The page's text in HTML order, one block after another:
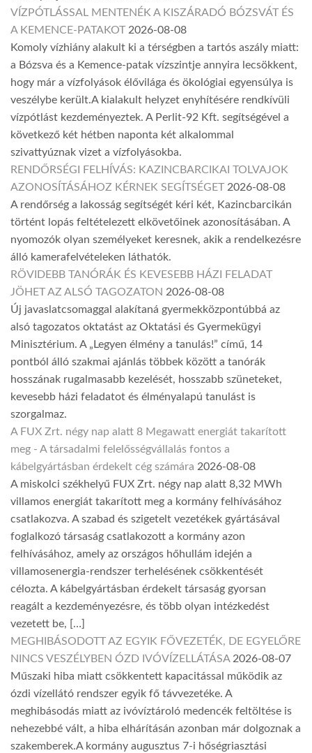
VÍZPÓTLÁSSAL MENTENÉK A KISZÁRADÓ BÓZSVÁT ÉS
A KEMENCE-PATAKOT 2026-08-08
Komoly vízhiány alakult ki a térségben a tartós aszály miatt:
a Bózsva és a Kemence-patak vízszintje annyira lecsökkent,
hogy már a vízfolyások élővilága és ökológiai egyensúlya is
veszélybe került.A kialakult helyzet enyhítésére rendkívüli
vízpótlást kezdeményeztek. A Perlit-92 Kft. segítségével a
következő két hétben naponta két alkalommal
szivattyúznak vizet a vízfolyásokba.
RENDŐRSÉGI FELHÍVÁS: KAZINCBARCIKAI TOLVAJOK
AZONOSÍTÁSÁHOZ KÉRNEK SEGÍTSÉGET 2026-08-08
A rendőrség a lakosság segítségét kéri két, Kazincbarcikán
történt lopás feltételezett elkövetőinek azonosításában. A
nyomozók olyan személyeket keresnek, akik a rendelkezésre
álló kamerafelvételeken láthatók.
RÖVIDEBB TANÓRÁK ÉS KEVESEBB HÁZI FELADAT
JÖHET AZ ALSÓ TAGOZATON 2026-08-08
Új javaslatcsomaggal alakítaná gyermekközpontúbbá az
alsó tagozatos oktatást az Oktatási és Gyermekügyi
Minisztérium. A „Legyen élmény a tanulás!” című, 14
pontból álló szakmai ajánlás többek között a tanórák
hosszának rugalmasabb kezelését, hosszabb szüneteket,
kevesebb házi feladatot és élményalapú tanulást is
szorgalmaz.
A FUX Zrt. négy nap alatt 8 Megawatt energiát takarított
meg - A társadalmi felelősségvállalás fontos a
kábelgyártásban érdekelt cég számára 2026-08-08
A miskolci székhelyű FUX Zrt. négy nap alatt 8,32 MWh
villamos energiát takarított meg a kormány felhívásához
csatlakozva. A szabad és szigetelt vezetékek gyártásával
foglalkozó társaság csatlakozott a kormány azon
felhívásához, amely az országos hőhullám idején a
villamosenergia-rendszer terhelésének csökkentését
célozta. A kábelgyártásban érdekelt társaság gyorsan
reagált a kezdeményezésre, és több olyan intézkedést
vezetett be, […]
MEGHIBÁSODOTT AZ EGYIK FŐVEZETÉK, DE EGYELŐRE
NINCS VESZÉLYBEN ÓZD IVÓVÍZELLÁTÁSA 2026-08-07
Műszaki hiba miatt csökkentett kapacitással működik az
ózdi vízellátó rendszer egyik fő távvezetéke. A
meghibásodás miatt az ivóvíztároló medencék feltöltése is
nehezebbé vált, a hiba elhárításán azonban már dolgoznak a
szakemberek.A kormány augusztus 7-i hőségriasztási